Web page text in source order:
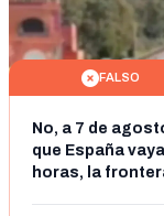
FALSO
No, a 7 de
que España
horas, la